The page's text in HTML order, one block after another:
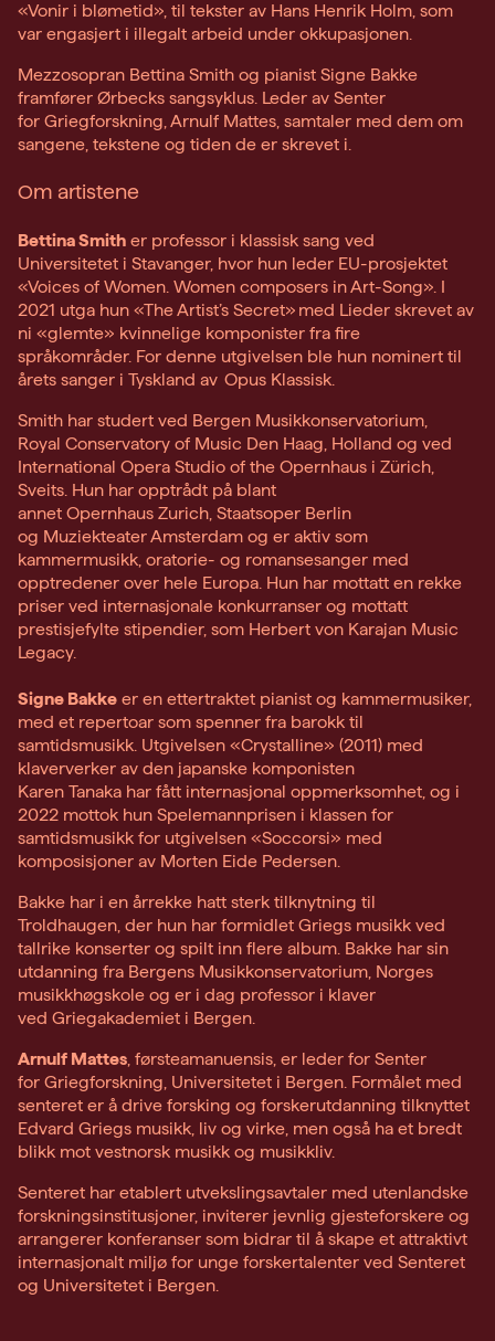
«Vonir i blømetid», til tekster av Hans Henrik Holm, som
var engasjert i illegalt arbeid under okkupasjonen.
Mezzosopran Bettina Smith og pianist Signe Bakke
framfører Ørbecks sangsyklus. Leder av Senter
for Griegforskning, Arnulf Mattes, samtaler med dem om
sangene, tekstene og tiden de er skrevet i.
Om artistene
Bettina Smith er professor i klassisk sang ved
Universitetet i Stavanger, hvor hun leder EU-prosjektet
«Voices of Women. Women composers in Art-Song». I
2021 utga hun «The Artist’s Secret» med Lieder skrevet av
ni «glemte» kvinnelige komponister fra fire
språkområder. For denne utgivelsen ble hun nominert til
årets sanger i Tyskland av Opus Klassisk.
Smith har studert ved Bergen Musikkonservatorium,
Royal Conservatory of Music Den Haag, Holland og ved
International Opera Studio of the Opernhaus i Zürich,
Sveits. Hun har opptrådt på blant
annet Opernhaus Zurich, Staatsoper Berlin
og Muziekteater Amsterdam og er aktiv som
kammermusikk, oratorie- og romansesanger med
opptredener over hele Europa. Hun har mottatt en rekke
priser ved internasjonale konkurranser og mottatt
prestisjefylte stipendier, som Herbert von Karajan Music
Legacy.
Signe Bakke er en ettertraktet pianist og kammermusiker,
med et repertoar som spenner fra barokk til
samtidsmusikk. Utgivelsen «Crystalline» (2011) med
klaververker av den japanske komponisten
Karen Tanaka har fått internasjonal oppmerksomhet, og i
2022 mottok hun Spelemannprisen i klassen for
samtidsmusikk for utgivelsen «Soccorsi» med
komposisjoner av Morten Eide Pedersen.
Bakke har i en årrekke hatt sterk tilknytning til
Troldhaugen, der hun har formidlet Griegs musikk ved
tallrike konserter og spilt inn flere album. Bakke har sin
utdanning fra Bergens Musikkonservatorium, Norges
musikkhøgskole og er i dag professor i klaver
ved Griegakademiet i Bergen.
Arnulf Mattes , førsteamanuensis, er leder for Senter
for Griegforskning, Universitetet i Bergen. Formålet med
senteret er å drive forsking og forskerutdanning tilknyttet
Edvard Griegs musikk, liv og virke, men også ha et bredt
blikk mot vestnorsk musikk og musikkliv.
Senteret har etablert utvekslingsavtaler med utenlandske
forskningsinstitusjoner, inviterer jevnlig gjesteforskere og
arrangerer konferanser som bidrar til å skape et attraktivt
internasjonalt miljø for unge forskertalenter ved Senteret
og Universitetet i Bergen.